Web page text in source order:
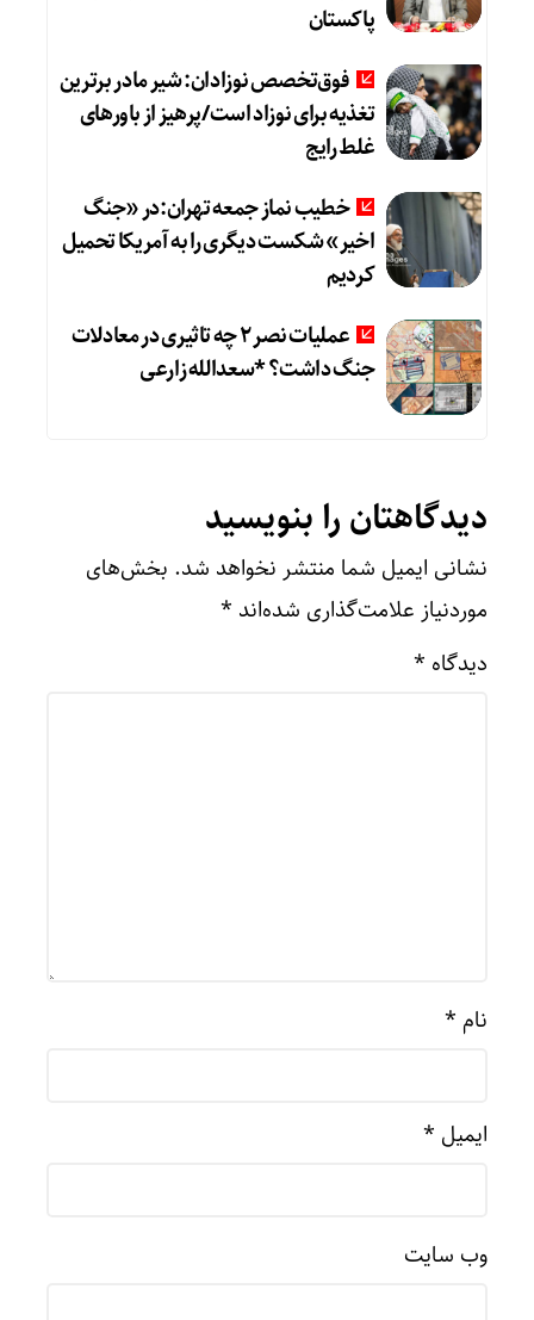
پاکستان
فوق‌تخصص نوزادان: شیر مادر برترین
تغذیه برای نوزاد است/پرهیز از باورهای
غلط رایج
خطیب نماز جمعه تهران:در «جنگ
اخیر» شکست دیگری را به آمریکا تحمیل
کردیم
عملیات نصر ۲ چه تاثیری در معادلات
جنگ داشت؟ *سعدالله زارعی
دیدگاهتان را بنویسید
نشانی ایمیل شما منتشر نخواهد شد. بخش‌های
موردنیاز علامت‌گذاری شده‌اند *
دیدگاه *
نام *
ایمیل *
وب‌ سایت